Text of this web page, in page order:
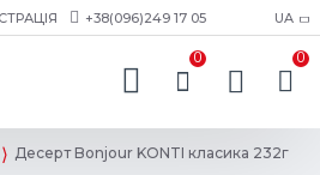
+38(096)249 17 05 UA
0 0
Десерт Bonjour KONTI класика 232г